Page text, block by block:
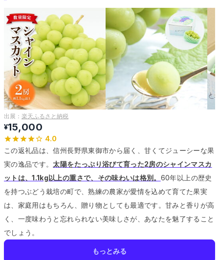
出展： 楽天ふるさと納税
¥15,000
4.0
この返礼品は、信州長野県東御市から届く、甘くてジューシーな果
実の逸品です。太陽をたっぷり浴びて育った2房のシャインマスカ
ットは、1.1kg以上の重さで、その味わいは格別。 60年以上の歴史
を持つぶどう栽培の町で、熟練の農家が愛情を込めて育てた果実
は、家庭用はもちろん、贈り物としても最適です。甘みと香りが高
く、一度味わうと忘れられない美味しさが、あなたを魅了すること
でしょう。
もっとみる